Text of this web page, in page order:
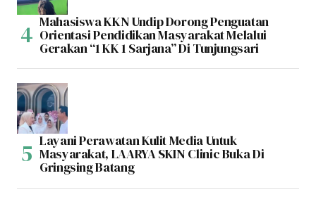
Mahasiswa KKN Undip Dorong Penguatan
Orientasi Pendidikan Masyarakat Melalui
Gerakan “1 KK 1 Sarjana” Di Tunjungsari
Layani Perawatan Kulit Media Untuk
Masyarakat, LAARYA SKIN Clinic Buka Di
Gringsing Batang